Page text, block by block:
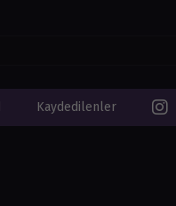
Kaydedilenler